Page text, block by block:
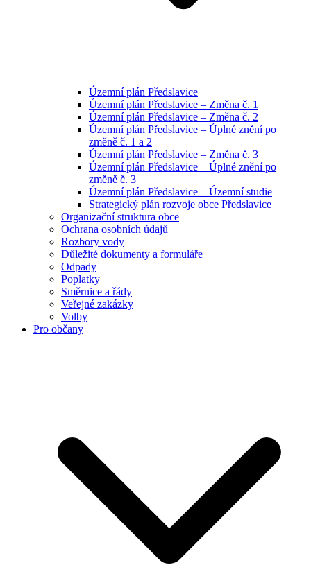
Územní plán Předslavice
Územní plán Předslavice – Změna č. 1
Územní plán Předslavice – Změna č. 2
Územní plán Předslavice – Úplné znění po
změně č. 1 a 2
Územní plán Předslavice – Změna č. 3
Územní plán Předslavice – Úplné znění po
změně č. 3
Územní plán Předslavice – Územní studie
Strategický plán rozvoje obce Předslavice
Organizační struktura obce
Ochrana osobních údajů
Rozbory vody
Důležité dokumenty a formuláře
Odpady
Poplatky
Směrnice a řády
Veřejné zakázky
Volby
Pro občany